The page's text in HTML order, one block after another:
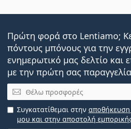
Πρώτη φορά στο Lentiamo;
πόντους μπόνους για την
ενημερωτικό μας δελτίο και
με την πρώτη σας
Email
Συγκατατίθεμαι στην αποθήκευση
μου και στην αποστολή